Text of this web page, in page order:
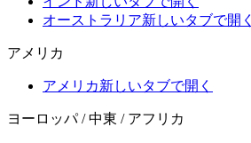
オーストラリア新しいタブで開く
アメリカ
アメリカ新しいタブで開く
ヨーロッパ / 中東 / アフリカ